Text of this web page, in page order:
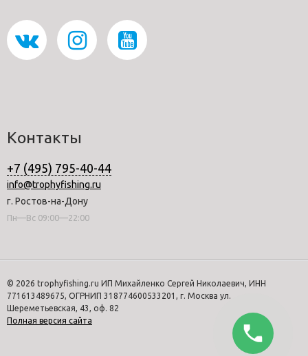
Контакты
+7 (495) 795-40-44
info@trophyfishing.ru
г. Ростов-на-Дону
Пн—Вс 09:00—22:00
© 2026 trophyfishing.ru ИП Михайленко Сергей Николаевич, ИНН
771613489675, ОГРНИП 318774600533201, г. Москва ул.
Шереметьевская, 43, оф. 82
Полная версия сайта